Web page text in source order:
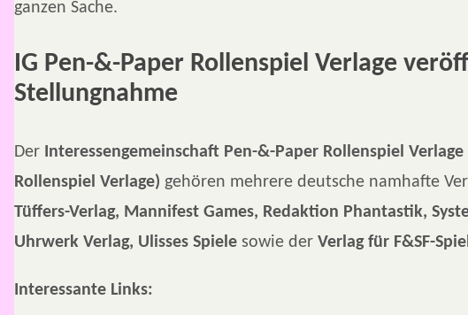
ganzen Sache.
IG Pen-&-Paper Rollenspiel Verlage
Stellungnahme
Der Interessengemeinschaft Pen-&-Paper Rollenspiel
Rollenspiel Verlage) gehören mehrere deutsche namhafte
Tüffers-Verlag, Mannifest Games, Redaktion Phantastik,
Uhrwerk Verlag, Ulisses Spiele sowie der Verlag für F&SF-
Interessante Links: